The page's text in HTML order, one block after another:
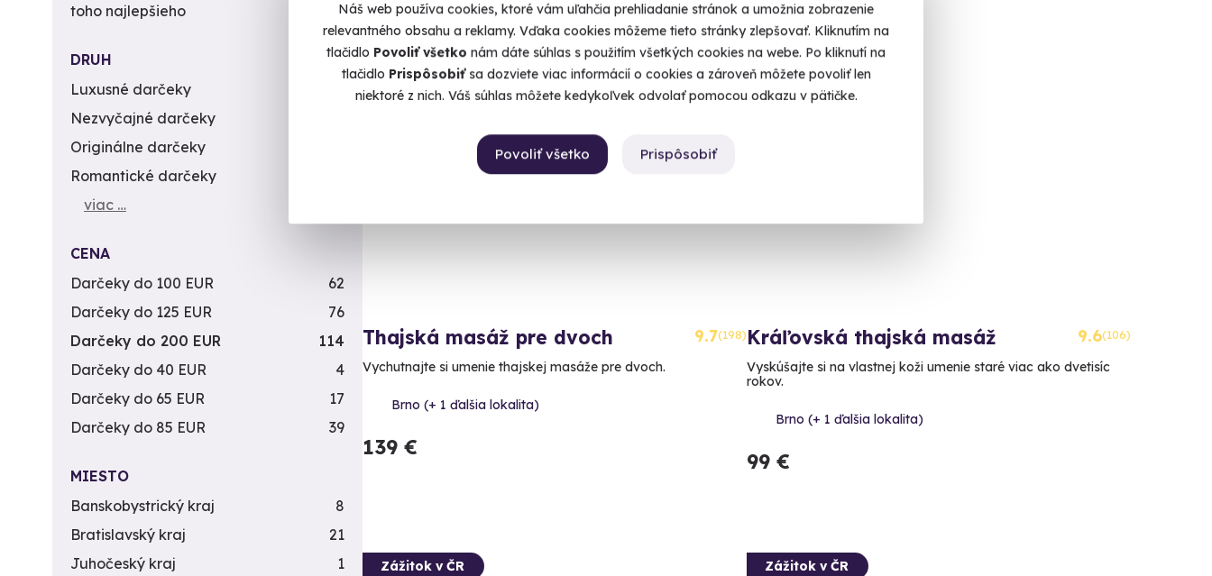
Náš web používa cookies, ktoré vám uľahčia prehliadanie stránok a umožnia zobrazenie
relevantného obsahu a reklamy. Vďaka cookies môžeme tieto stránky zlepšovať. Kliknutím na
tlačidlo Povoliť všetko nám dáte súhlas s použitím všetkých cookies na webe. Po kliknutí na
tlačidlo Prispôsobiťsa dozviete viac informácií o cookies a zároveň môžete povoliť len
niektoré z nich. Váš súhlas môžete kedykoľvek odvolať pomocou odkazu v pätičke.
Prispôsobiť
Povoliť všetko
179 €
179 €
Thajská masáž pre dvoch 9.7(198)
Vychutnajte si umenie thajskej masáže pre dvoch.
Brno (+ 1 ďalšia lokalita)
139 €
Kráľovská thajská masáž 9.6(106)
Vyskúšajte si na vlastnej koži umenie staré viac ako dvetisíc
rokov.
Brno (+ 1 ďalšia lokalita)
99 €
Zážitok v ČR Zážitok v ČR
toho najlepšieho
DRUH
Luxusné darčeky
Nezvyčajné darčeky
Originálne darčeky
Romantické darčeky
viac …
CENA
Darčeky do 100 EUR
62
Darčeky do 125 EUR
76
Darčeky do 200 EUR
114
Darčeky do 40 EUR
4
Darčeky do 65 EUR
17
Darčeky do 85 EUR
39
MIESTO
Banskobystrický kraj
8
Bratislavský kraj
21
Juhočeský kraj
1